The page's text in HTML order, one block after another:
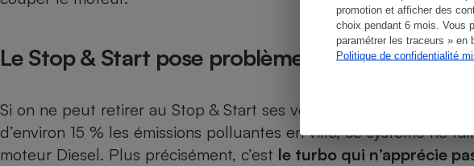
promotion et afficher des
choix pendant 6 mois. Vous
paramétrer les traceurs » en
Politique de confidentialité
Le Stop & Start pose problème
Si on ne peut retirer au Stop & Start ses vertus
d’environ 15 % les émissions polluantes en ville, ce système ne
moteur Diesel. Plus précisément, c’est le turbo qui n’apprécie